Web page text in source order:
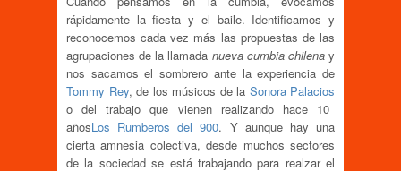
rápidamente la fiesta y el baile. Identificamos y
reconocemos cada vez más las propuestas de las
agrupaciones de la llamada nueva cumbia chilenay
nos sacamos el sombrero ante la experiencia de
Tommy Rey, de los músicos de la Sonora Palacios
o del trabajo que vienen realizando hace 10
añosLos Rumberos del 900. Y aunque hay una
cierta amnesia colectiva, desde muchos sectores
de la sociedad se está trabajando para realzar el